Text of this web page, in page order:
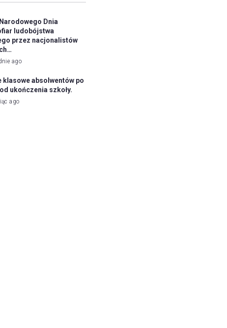
Dnia
ludobójstwa
przez nacjonalistów
ago
klasowe absolwentów po
ukończenia szkoły.
ago